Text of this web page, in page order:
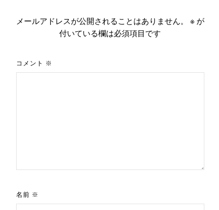
メールアドレスが公開されることはありません。 ※が
付いている欄は必須項目です
コメント ※
名前 ※